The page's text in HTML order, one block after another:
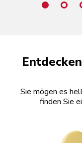
Sie mögen es
finden Sie